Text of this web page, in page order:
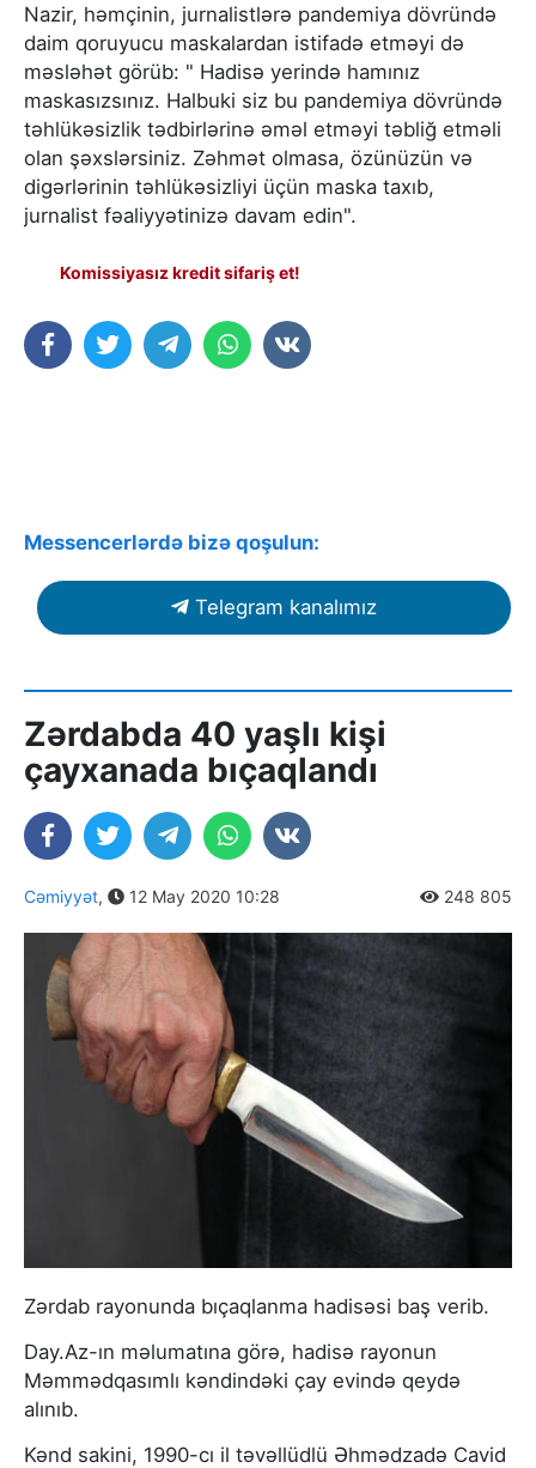
Nazir, həmçinin, jurnalistlərə pandemiya dövründə
daim qoruyucu maskalardan istifadə etməyi də
məsləhət görüb: " Hadisə yerində hamınız
maskasızsınız. Halbuki siz bu pandemiya dövründə
təhlükəsizlik tədbirlərinə əməl etməyi təbliğ etməli
olan şəxslərsiniz. Zəhmət olmasa, özünüzün və
digərlərinin təhlükəsizliyi üçün maska taxıb,
jurnalist fəaliyyətinizə davam edin".
Komissiyasız kredit sifariş et!
Messencerlərdə bizə qoşulun:
Telegram kanalımız
Zərdabda 40 yaşlı kişi
çayxanada bıçaqlandı
Cəmiyyət, 12 May 2020 10:28 248 805
Zərdab rayonunda bıçaqlanma hadisəsi baş verib.
Day.Az-ın məlumatına görə, hadisə rayonun
Məmmədqasımlı kəndindəki çay evində qeydə
alınıb.
Kənd sakini, 1990-cı il təvəllüdlü Əhmədzadə Cavid